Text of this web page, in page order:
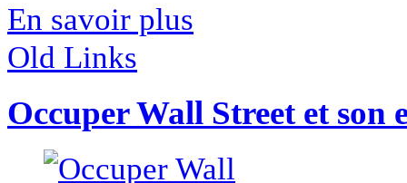
En savoir plus
Old Links
Occuper Wall Street et son